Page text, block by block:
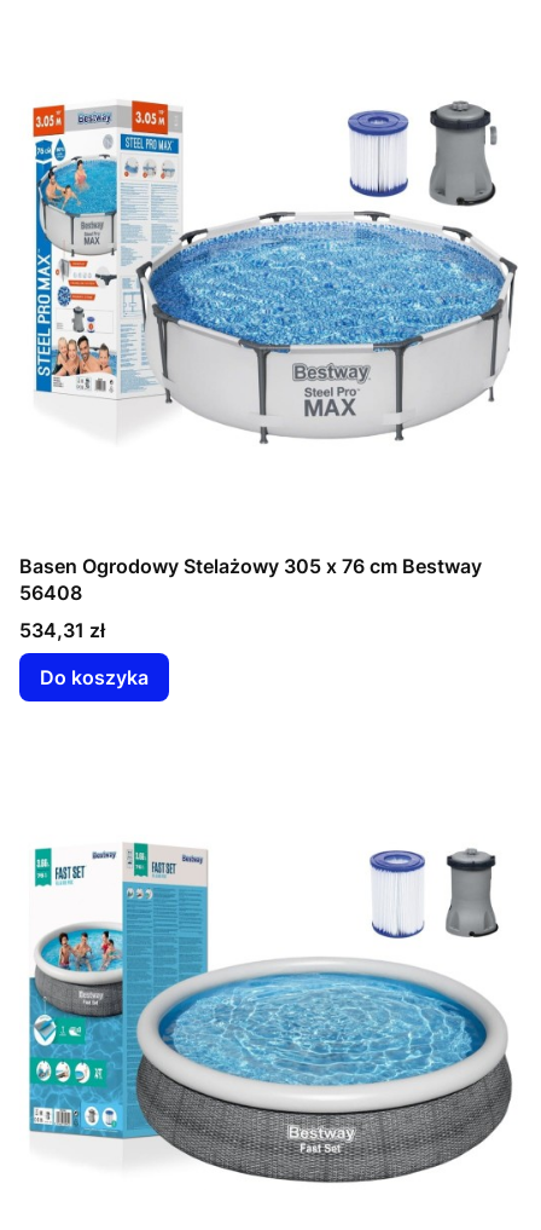
Basen Ogrodowy Stelażowy 305 x 76 cm Bestway
56408
Cena
534,31 zł
Do koszyka